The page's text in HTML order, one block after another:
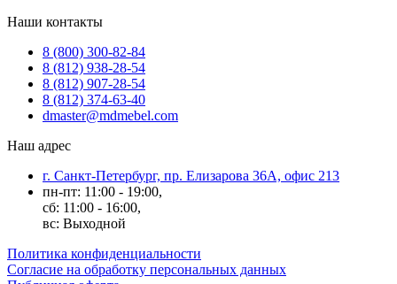
Наши контакты
8 (800) 300-82-84
8 (812) 938-28-54
8 (812) 907-28-54
8 (812) 374-63-40
dmaster@mdmebel.com
Наш адрес
г. Санкт-Петербург, пр. Елизарова 36А, офис 213
пн-пт: 11:00 - 19:00,
сб: 11:00 - 16:00,
вс: Выходной
Политика конфиденциальности
Согласие на обработку персональных данных